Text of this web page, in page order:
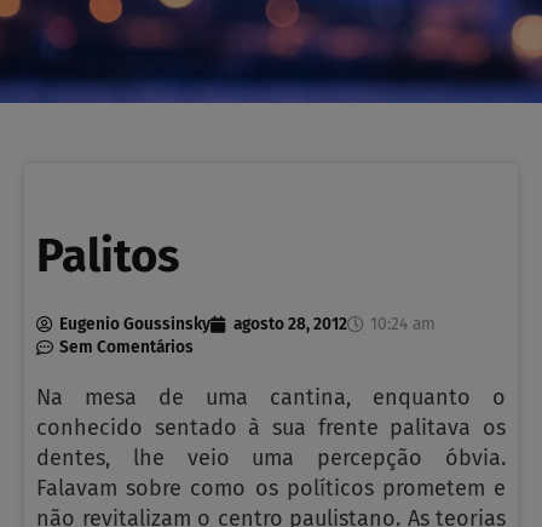
Palitos
Eugenio Goussinsky agosto 28, 2012
10:24 am
Sem Comentários
Na mesa de uma cantina, enquanto o
conhecido sentado à sua frente palitava os
dentes, lhe veio uma percepção óbvia.
Falavam sobre como os políticos prometem e
não revitalizam o centro paulistano. As teorias